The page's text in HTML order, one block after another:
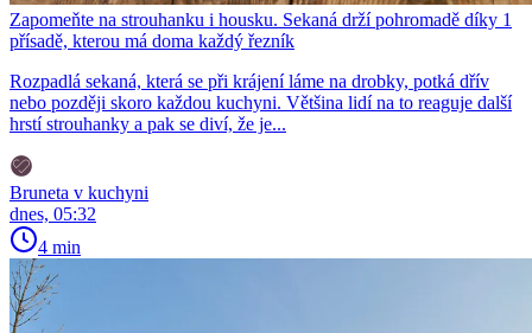
Zapomeňte na strouhanku i housku. Sekaná drží pohromadě díky 1
přísadě, kterou má doma každý řezník
Rozpadlá sekaná, která se při krájení láme na drobky, potká dřív
nebo později skoro každou kuchyni. Většina lidí na to reaguje další
hrstí strouhanky a pak se diví, že je...
Bruneta v kuchyni
dnes, 05:32
4 min